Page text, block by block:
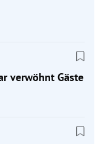
verwöhnt Gäste